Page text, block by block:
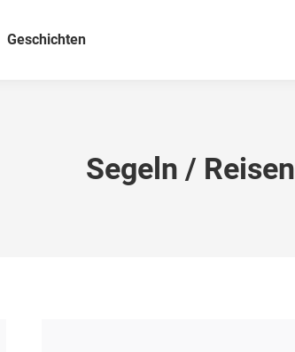
Geschichten
Segeln / Reisen